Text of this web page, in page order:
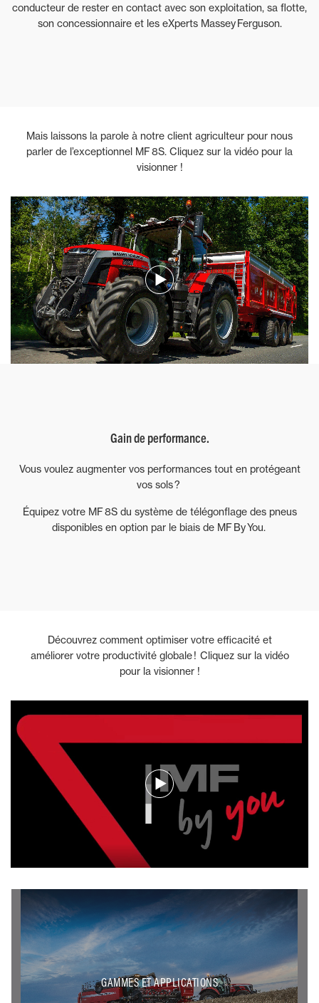
conducteur de rester en contact avec son exploitation, sa flotte,
son concessionnaire et les eXperts Massey Ferguson.
Mais laissons la parole à notre client agriculteur pour nous
parler de l’exceptionnel MF 8S. Cliquez sur la vidéo pour la
visionner !
Gain de performance.
Vous voulez augmenter vos performances tout en protégeant
vos sols ?
Équipez votre MF 8S du système de télégonflage des pneus
disponibles en option par le biais de MF By You.
Découvrez comment optimiser votre efficacité et
améliorer votre productivité globale ! Cliquez sur la vidéo
pour la visionner !
GAMMES ET APPLICATIONS